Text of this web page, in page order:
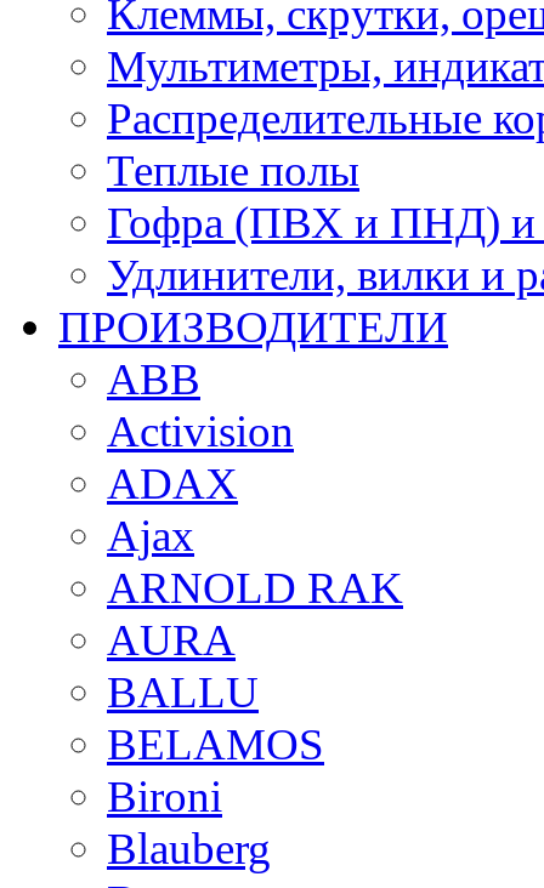
Клеммы, скрутки,
Мультиметры,
Распределительные
Теплые полы
Гофра (ПВХ и ПНД) и
Удлинители, вилки и
ПРОИЗВОДИТЕЛИ
ABB
Activision
ADAX
Ajax
ARNOLD RAK
AURA
BALLU
BELAMOS
Bironi
Blauberg